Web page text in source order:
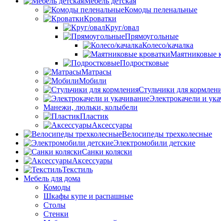
Комоды пеленальные
Кроватки
Круг/овал
Прямоугольные
Колесо/качалка
Маятниковые
Подростковые
Матрасы
Мобили
Стульчики для
Электрокачели и
Манежи, люльки, колыбели
Пластик
Аксессуары
Велосипеды трехколесные
Электромобили детские
Санки коляски
Аксессуары
Текстиль
Мебель для дома
Комоды
Шкафы купе и распашные
Столы
Стенки